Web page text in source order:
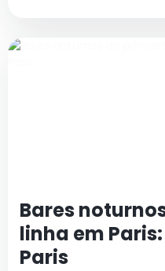
Bares
linha em
Paris